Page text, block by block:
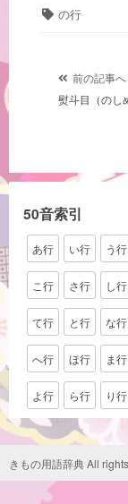
タ の行
ゲ
ー
シ
ョ
ン
前の記事へ
熨斗目（のし
50音索引
あ行 い行 う行
こ行 さ行 し行
て行 と行 な行
へ行 ほ行 ま行
よ行 ら行 り行
きもの用語辞典 All